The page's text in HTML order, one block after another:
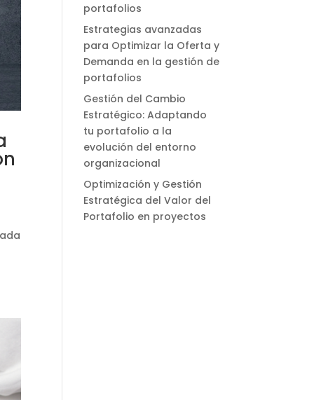
portafolios
Estrategias avanzadas
para Optimizar la Oferta y
Demanda en la gestión de
portafolios
Gestión del Cambio
Estratégico: Adaptando
tu portafolio a la
evolución del entorno
organizacional
Optimización y Gestión
Estratégica del Valor del
Portafolio en proyectos